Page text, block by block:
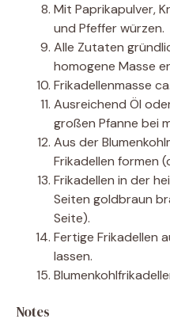
Mit Paprikapulver,
und Pfeffer würzen.
Alle Zutaten
homogene Masse
Frikadellenmasse
Ausreichend Öl
großen Pfanne bei
Aus der
Frikadellen formen
Frikadellen in der
Seiten goldbraun
Seite).
Fertige Frikadellen
lassen.
Notes